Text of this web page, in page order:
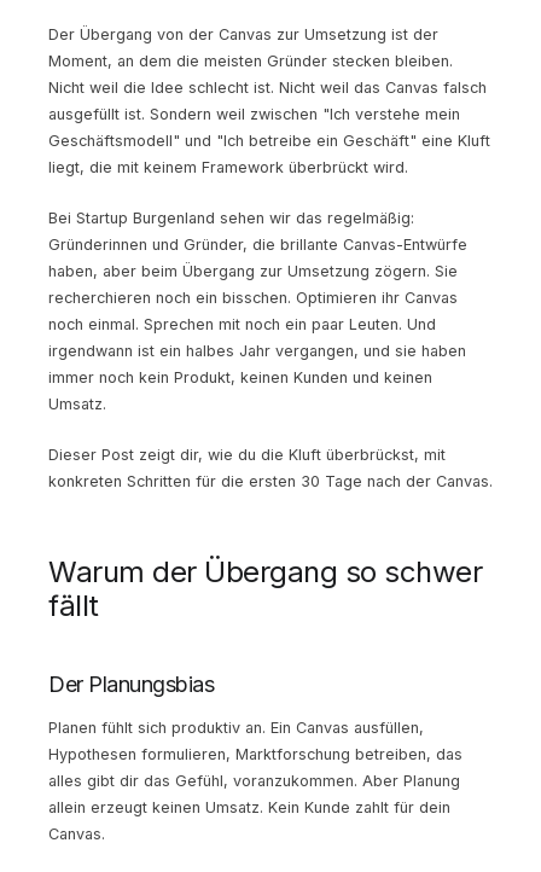
Der Übergang von der Canvas zur Umsetzung ist der
Moment, an dem die meisten Gründer stecken bleiben.
Nicht weil die Idee schlecht ist. Nicht weil das Canvas falsch
ausgefüllt ist. Sondern weil zwischen "Ich verstehe mein
Geschäftsmodell" und "Ich betreibe ein Geschäft" eine Kluft
liegt, die mit keinem Framework überbrückt wird.
Bei Startup Burgenland sehen wir das regelmäßig:
Gründerinnen und Gründer, die brillante Canvas-Entwürfe
haben, aber beim Übergang zur Umsetzung zögern. Sie
recherchieren noch ein bisschen. Optimieren ihr Canvas
noch einmal. Sprechen mit noch ein paar Leuten. Und
irgendwann ist ein halbes Jahr vergangen, und sie haben
immer noch kein Produkt, keinen Kunden und keinen
Umsatz.
Dieser Post zeigt dir, wie du die Kluft überbrückst, mit
konkreten Schritten für die ersten 30 Tage nach der Canvas.
Warum der Übergang so schwer
fällt
Der Planungsbias
Planen fühlt sich produktiv an. Ein Canvas ausfüllen,
Hypothesen formulieren, Marktforschung betreiben, das
alles gibt dir das Gefühl, voranzukommen. Aber Planung
allein erzeugt keinen Umsatz. Kein Kunde zahlt für dein
Canvas.